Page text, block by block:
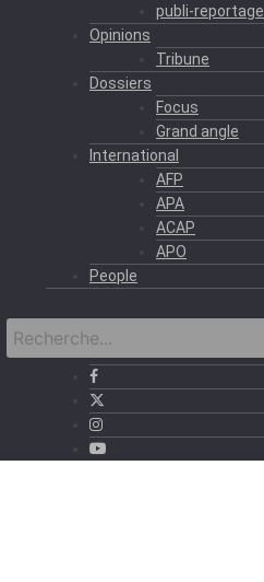
publi-reportage
Opinions
Tribune
Dossiers
Focus
Grand angle
International
AFP
APA
ACAP
APO
People